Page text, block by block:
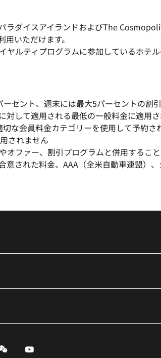
ラダイスアイランドおよびThe
いただけます。
ヤルティプログラムに参加しているホテ
セント、週末には最大5パーセントの割引
して適用される最低の一般料金に適用さ
な会員料金カテゴリーを使用して予約さ
されません
オファー、割引プログラムと併用するこ
意された料金、AAA（全米自動車連盟）
ウで開く
ィンドウで開く
Messenger
新しいウィンドウで開く
新しいウィンドウで開く